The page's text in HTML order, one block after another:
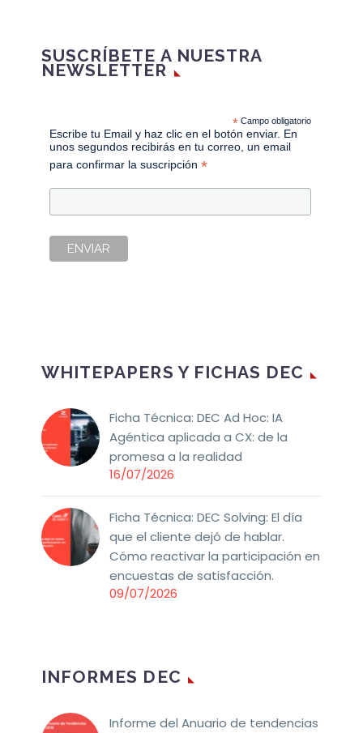
SUSCRÍBETE A NUESTRA
NEWSLETTER
*Campo obligatorio
Escribe tu Email y haz clic en el botón enviar. En
unos segundos recibirás en tu correo, un email
para confirmar la suscripción*
WHITEPAPERS Y FICHAS DEC
Ficha Técnica: DEC Ad Hoc: IA
Agéntica aplicada a CX: de la
promesa a la realidad
16/07/2026
Ficha Técnica: DEC Solving: El día
que el cliente dejó de hablar.
Cómo reactivar la participación en
encuestas de satisfacción.
09/07/2026
INFORMES DEC
Informe del Anuario de tendencias